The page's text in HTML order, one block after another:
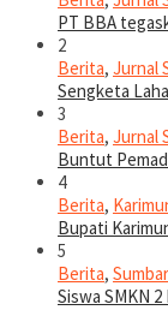
PT BBA
2
Berita, Jurnal
Sengketa
3
Berita, Jurnal
Buntut
4
Berita,
Bupati
5
Berita, Sumbar
Siswa SMKN